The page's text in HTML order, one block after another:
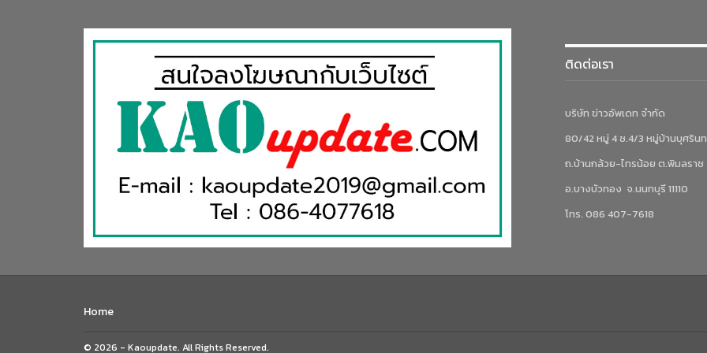
ติดต่อเรา
บริษัท ข่าวอัพเดท จำกัด
80/42 หมู่ 4 ซ.4/3 หมู่บ้านบุศริน
ถ.บ้านกล้วย-ไทรน้อย ต.พิมลราช
อ.บางบัวทอง จ.นนทบุรี 11110
โทร. 086 407-7618
Home
© 2026 - Kaoupdate. All Rights Reserved.